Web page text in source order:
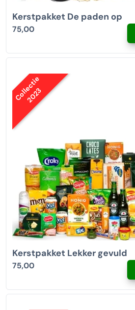
Kerstpakket De paden op
75,00
Collectie
2023
Kerstpakket Lekker gevuld
75,00